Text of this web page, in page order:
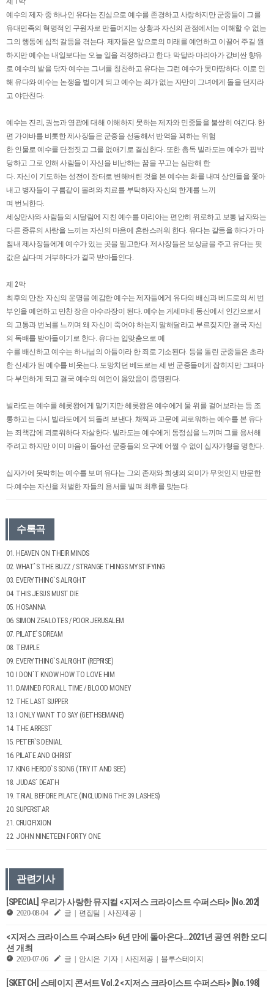
예수의 제자 중 하나인 유다는 진심으로 예수를 존경하고 사랑하지만 군중들이 그를
유대민족의 혁명적인 구원자로 만들어지는 상황과 자신의 관점에서는 이해할 수 없는
그의 행동에 심적 갈등을 겪는다. 제자들은 앞으로의 미래를 예언하고 이끌어 주길 원
하지만 예수는 내일보다는 오늘 일을 걱정하라고 한다. 막달라 마리아가 값비싼 향유
로 예수의 발을 닦자 예수는 그녀를 칭찬하고 유다는 그런 예수가 못마땅하다. 이로 인
해 유다와 예수는 논쟁을 벌이게 되고 예수는 죄가 없는 자만이 그녀에게 돌을 던지라
고 야단친다.
예수는 진리, 권능과 영광에 대해 이해하지 못하는 제자와 민중들을 불쌍히 여긴다. 한
편 가야바를 비롯한 제사장들은 군중을 선동해서 반역을 꾀하는 위험
한 인물로 예수를 단정짓고 그를 없애기로 결심한다. 또한 총독 빌라도는 예수가 핍박
당하고 그로 인해 사람들이 자신을 비난하는 꿈을 꾸고는 심란해 한
다. 자신이 기도하는 성전이 장터로 변해버린 것을 본 예수는 화를 내며 상인들을 쫓아
내고 병자들이 구름같이 몰려와 치료를 부탁하자 자신의 한계를 느끼
며 번뇌한다.
세상만사와 사람들의 시달림에 지친 예수를 마리아는 편안히 위로하고 보통 남자와는
다른 종류의 사랑을 느끼는 자신의 마음에 혼란스러워 한다. 유다는 갈등을 하다가 마
침내 제사장들에게 예수가 있는 곳을 밀고한다. 제사장들은 보상금을 주고 유다는 핏
값은 싫다며 거부하다가 결국 받아들인다.
제 2막
최후의 만찬. 자신의 운명을 예감한 예수는 제자들에게 유다의 배신과 베드로의 세 번
부인을 예언하고 만찬 장은 아수라장이 된다. 예수는 게세마네 동산에서 인간으로서
의 고통과 번뇌를 느끼며 왜 자신이 죽어야 하는지 말해달라고 부르짖지만 결국 자신
의 독배를 받아들이기로 한다. 유다는 입맞춤으로 예
수를 배신하고 예수는 하나님의 아들이라 한 죄로 기소된다. 등을 돌린 군중들은 초라
한 신세가 된 예수를 비웃는다. 도망치던 베드로는 세 번 군중들에게 잡히지만 그때마
다 부인하게 되고 결국 예수의 예언이 옳았음이 증명된다.
빌라도는 예수를 헤롯왕에게 맡기지만 헤롯왕은 예수에게 물 위를 걸어보라는 등 조
롱하고는 다시 빌라도에게 되돌려 보낸다. 채찍과 고문에 괴로워하는 예수를 본 유다
는 죄책감에 괴로워하다 자살한다. 빌라도는 예수에게 동정심을 느끼며 그를 용서해
주려고 하지만 이미 마음이 돌아선 군중들의 요구에 어쩔 수 없이 십자가형을 명한다.
십자가에 못박히는 예수를 보며 유다는 그의 존재와 희생의 의미가 무엇인지 반문한
다.예수는 자신을 처벌한 자들의 용서를 빌며 최후를 맞는다.
수록곡
01. HEAVEN ON THEIR MINDS
02. WHAT`S THE BUZZ / STRANGE THINGS MYSTIFYING
03. EVERYTHING`S ALRIGHT
04. THIS JESUS MUST DIE
05. HOSANNA
06. SIMON ZEALOTES / POOR JERUSALEM
07. PILATE`S DREAM
08. TEMPLE
09. EVERYTHING`S ALRIGHT (REPRISE)
10. I DON`T KNOW HOW TO LOVE HIM
11. DAMNED FOR ALL TIME / BLOOD MONEY
12. THE LAST SUPPER
13. I ONLY WANT TO SAY (GETHSEMANE)
14. THE ARREST
15. PETER`S DENIAL
16. PILATE AND CHRIST
17. KING HEROD`S SONG (TRY IT AND SEE)
18. JUDAS` DEATH
19. TRIAL BEFORE PILATE (INCLUDING THE 39 LASHES)
20. SUPERSTAR
21. CRUCIFIXION
22. JOHN NINETEEN FORTY ONE
관련기사
[SPECIAL] 우리가 사랑한 뮤지컬 <지저스 크라이스트 수퍼스타> [No.202]
2020-08-04 글 | 편집팀 | 사진제공 |
<지저스 크라이스트 수퍼스타> 6년 만에 돌아온다…2021년 공연 위한 오디
션 개최
2020-07-06 글 | 안시은 기자 | 사진제공 | 블루스테이지
[SKETCH] 스테이지 콘서트 Vol.2 <지저스 크라이스트 수퍼스타> [No.198]